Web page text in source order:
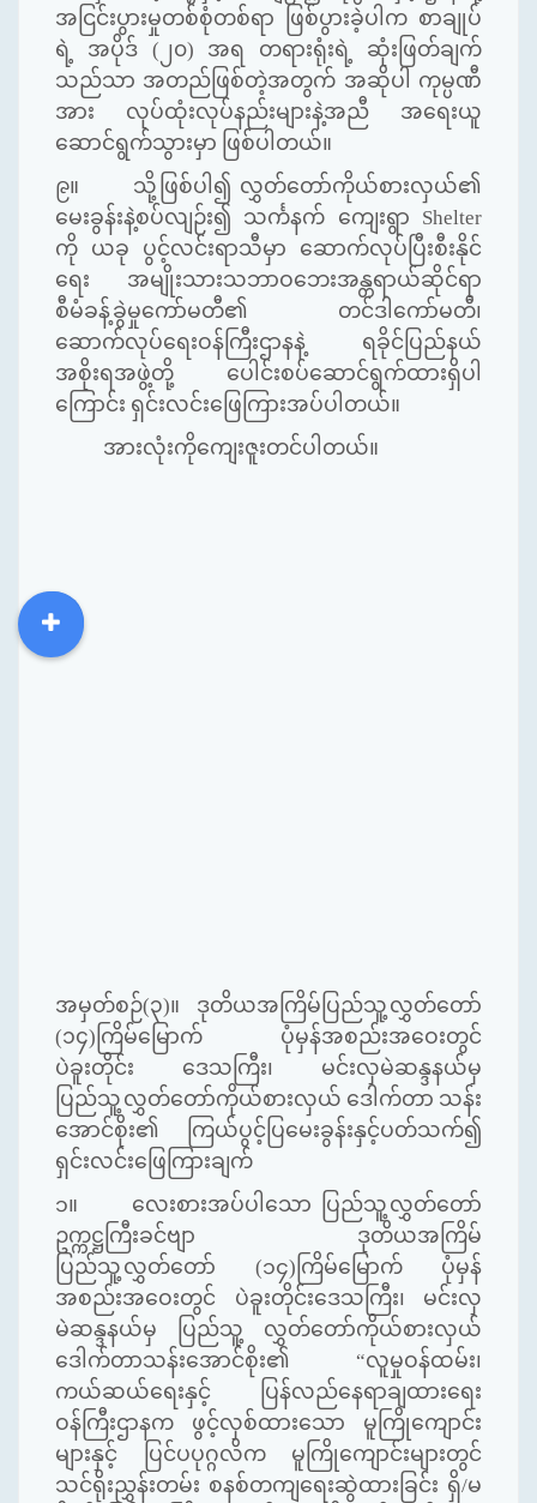
အငြင်းပွားမှုတစ်စုံတစ်ရာ ဖြစ်ပွားခဲ့ပါက စာချုပ်
ရဲ့ အပိုဒ် (၂၀) အရ တရားရုံးရဲ့ ဆုံးဖြတ်ချက်
သည်သာ အတည်ဖြစ်တဲ့အတွက် အဆိုပါ ကုမ္ပဏီ
အား လုပ်ထုံးလုပ်နည်းများနဲ့အညီ အရေးယူ
ဆောင်ရွက်သွားမှာ ဖြစ်ပါတယ်။
၉။ သို့ဖြစ်ပါ၍ လွှတ်တော်ကိုယ်စားလှယ်၏
မေးခွန်းနဲ့စပ်လျဉ်း၍ သင်္ကနက် ကျေးရွာ Shelter
ကို ယခု ပွင့်လင်းရာသီမှာ ဆောက်လုပ်ပြီးစီးနိုင်
ရေး အမျိုးသားသဘာဝဘေးအန္တရာယ်ဆိုင်ရာ
စီမံခန့်ခွဲမှုကော်မတီ၏ တင်ဒါကော်မတီ၊
ဆောက်လုပ်ရေးဝန်ကြီးဌာနနဲ့ ရခိုင်ပြည်နယ်
အစိုးရအဖွဲ့တို့ ပေါင်းစပ်ဆောင်ရွက်ထားရှိပါ
ကြောင်း ရှင်းလင်းဖြေကြားအပ်ပါတယ်။
အားလုံးကိုကျေးဇူးတင်ပါတယ်။
အမှတ်စဉ်(၃)။ ဒုတိယအကြိမ်ပြည်သူ့လွှတ်တော်
(၁၄)ကြိမ်မြောက် ပုံမှန်အစည်းအဝေးတွင်
ပဲခူးတိုင်း ဒေသကြီး၊ မင်းလှမဲဆန္ဒနယ်မှ
ပြည်သူ့လွှတ်တော်ကိုယ်စားလှယ် ဒေါက်တာ သန်း
အောင်စိုး၏
ကြယ်ပွင့်ပြမေးခွန်းနှင့်ပတ်သက်၍
ရှင်းလင်းဖြေကြားချက်
၁။ လေးစားအပ်ပါသော ပြည်သူ့လွှတ်တော်
ဥက္ကဋ္ဌကြီးခင်ဗျာ ဒုတိယအကြိမ်
ပြည်သူ့လွှတ်တော် (၁၄)ကြိမ်မြောက် ပုံမှန်
အစည်းအဝေးတွင် ပဲခူးတိုင်းဒေသကြီး၊ မင်းလှ
မဲဆန္ဒနယ်မှ ပြည်သူ့ လွှတ်တော်ကိုယ်စားလှယ်
ဒေါက်တာသန်းအောင်စိုး၏ “လူမှုဝန်ထမ်း၊
ကယ်ဆယ်ရေးနှင့် ပြန်လည်နေရာချထားရေး
ဝန်ကြီးဌာနက ဖွင့်လှစ်ထားသော မူကြိုကျောင်း
များနှင့် ပြင်ပပုဂ္ဂလိက မူကြိုကျောင်းများတွင်
သင်ရိုးညွှန်းတမ်း စနစ်တကျရေးဆွဲထားခြင်း ရှိ/မ
DDM